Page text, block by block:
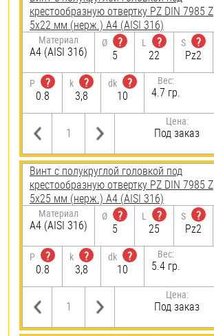
крестообразную отвертку PZ DIN 7985 Z
5х22 мм (нерж.) A4 (AISI 316)
Материал
A4 (AISI 316)
Ø
?
5
L
?
22
S
?
Pz2
P
?
0.8
k
?
3,8
dk
?
10
Вес:
4.7 гр.
Цена:
Под заказ
Винт с полукруглой головкой под
крестообразную отвертку PZ DIN 7985 Z
5х25 мм (нерж.) A4 (AISI 316)
Материал
A4 (AISI 316)
Ø
?
5
L
?
25
S
?
Pz2
P
?
0.8
k
?
3,8
dk
?
10
Вес:
5.4 гр.
Цена:
Под заказ